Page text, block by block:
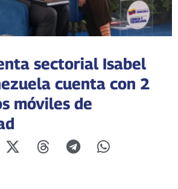
sectorial Isabel
cuenta con 2
móviles de